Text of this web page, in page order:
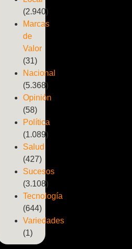
(2.940)
Marcas
de
Valor
(31)
Nacional
(5.368)
Opinión
(58)
Política
(1.089)
Salud
(427)
Sucesos
(3.108)
Tecnología
(644)
Variedades
(1)